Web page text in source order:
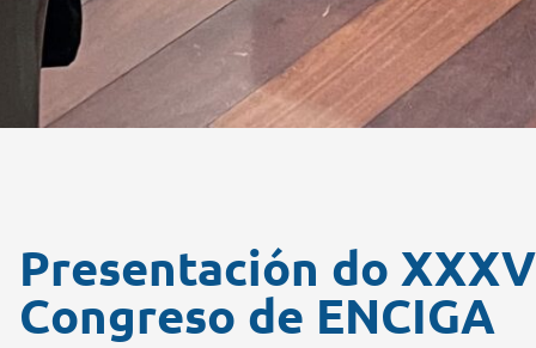
Presentación do XXXV
Congreso de ENCIGA